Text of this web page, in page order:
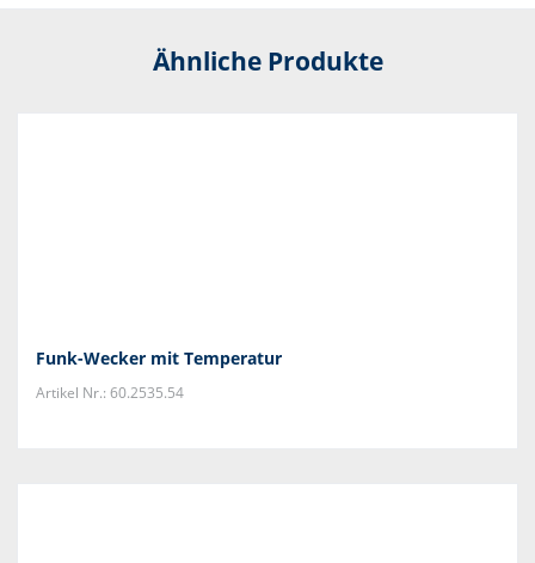
Ähnliche Produkte
Funk-Wecker mit Temperatur
Artikel Nr.: 60.2535.54